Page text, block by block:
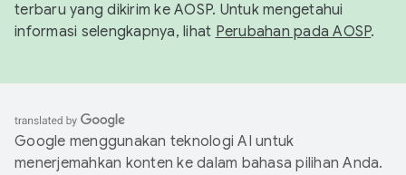
terbaru yang dikirim ke AOSP. Untuk mengetahui
informasi selengkapnya, lihat Perubahan pada AOSP.
Google menggunakan teknologi AI untuk
menerjemahkan konten ke dalam bahasa pilihan Anda.